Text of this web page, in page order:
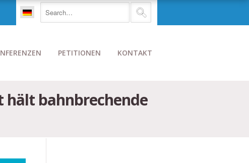
PETITIONEN KONTAKT
bahnbrechende